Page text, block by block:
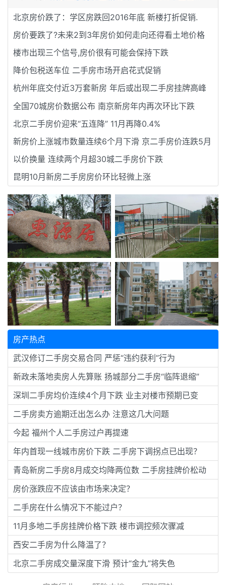
北京房价跌了：学区房跌回2016年底 新楼打折促销.
房价要跌了?未来2到3年房价如何走向还得看土地价格
楼市出现三个信号,房价很有可能会保持下跌
降价包税送车位 二手房市场开启花式促销
杭州年底交付近3万套新房 年后或出现二手房挂牌高峰
全国70城房价数据公布 南京新房年内再次环比下跌
北京二手房价迎来“五连降” 11月再降0.4%
新房价上涨城市数量连续6个月下滑 京二手房价连跌5月
以价换量 连续两个月超30城二手房价下跌
昆明10月新房二手房房价环比轻微上涨
房产热点
武汉修订二手房交易合同 严惩“违约获利”行为
新政未落地卖房人先算账 扬城部分二手房“临阵退缩”
深圳二手房均价连续4个月下跌 业主对楼市预期已变
二手房卖方逾期迁出怎么办 注意这几大问题
今起 福州个人二手房过户再提速
年内首现一线城市房价下跌 二手房下调拐点已出现？
青岛新房二手房8月成交均降两位数 二手房挂牌价松动
房价涨跌应不应该由市场来决定？
二手房在什么情况下不能过户？
11月多地二手房挂牌价格下跌 楼市调控频次骤减
西安二手房为什么降温了？
北京二手房成交量深度下滑 预计“金九”将失色